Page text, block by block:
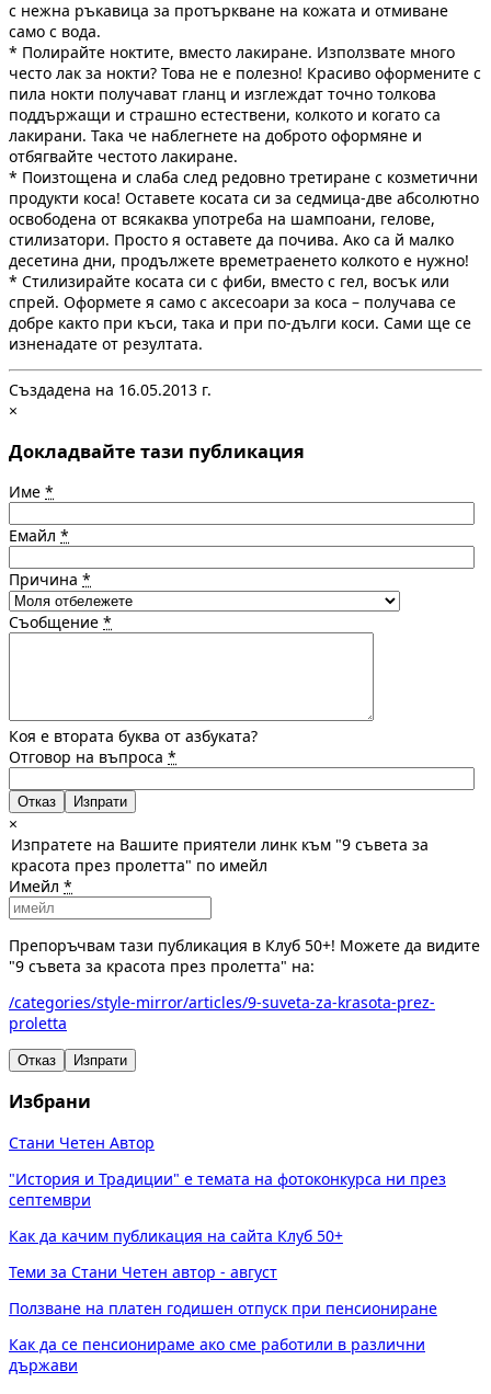
с нежна ръкавица за протъркване на кожата и отмиване
само с вода.
* Полирайте ноктите, вместо лакиране. Използвате много
често лак за нокти? Това не е полезно! Красиво оформените с
пила нокти получават гланц и изглеждат точно толкова
поддържащи и страшно естествени, колкото и когато са
лакирани. Така че наблегнете на доброто оформяне и
отбягвайте честото лакиране.
* Поизтощена и слаба след редовно третиране с козметични
продукти коса! Оставете косата си за седмица-две абсолютно
освободена от всякаква употреба на шампоани, гелове,
стилизатори. Просто я оставете да почива. Ако са й малко
десетина дни, продължете времетраенето колкото е нужно!
* Стилизирайте косата си с фиби, вместо с гел, восък или
спрей. Оформете я само с аксесоари за коса – получава се
добре както при къси, така и при по-дълги коси. Сами ще се
изненадате от резултата.
Създадена на 16.05.2013 г.
×
Докладвайте тази публикация
Име *
Емайл *
Причина *
Съобщение *
Коя е втората буква от азбуката?
Отговор на въпроса *
Отказ
×
Изпратете на Вашите приятели линк към "9 съвета за
красота през пролетта" по имейл
Имейл *
Препоръчвам тази публикация в Клуб 50+! Можете да видите
"9 съвета за красота през пролетта" на:
/categories/style-mirror/articles/9-suveta-za-krasota-prez-
proletta
Отказ Изпрати
Избрани
Стани Четен Автор
"История и Традиции" е темата на фотоконкурса ни през
септември
Как да качим публикация на сайта Клуб 50+
Теми за Стани Четен автор - август
Ползване на платен годишен отпуск при пенсиониране
Как да се пенсионираме ако сме работили в различни
държави